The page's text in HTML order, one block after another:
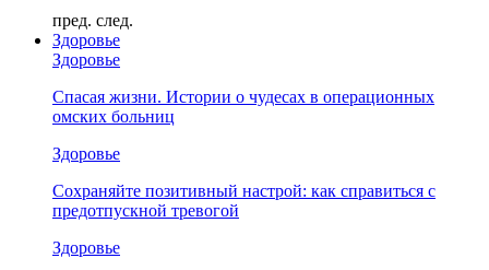
пред. след.
Здоровье
Здоровье
Спасая жизни. Истории о чудесах в операционных
омских больниц
Здоровье
Сохраняйте позитивный настрой: как справиться с
предотпускной тревогой
Здоровье